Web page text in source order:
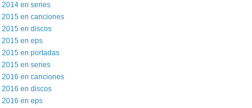
2014 en series
2015 en canciones
2015 en discos
2015 en eps
2015 en portadas
2015 en series
2016 en canciones
2016 en discos
2016 en eps